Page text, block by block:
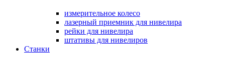
измерительное колесо
лазерный приемник для нивелира
рейки для нивелира
штативы для нивелиров
Станки